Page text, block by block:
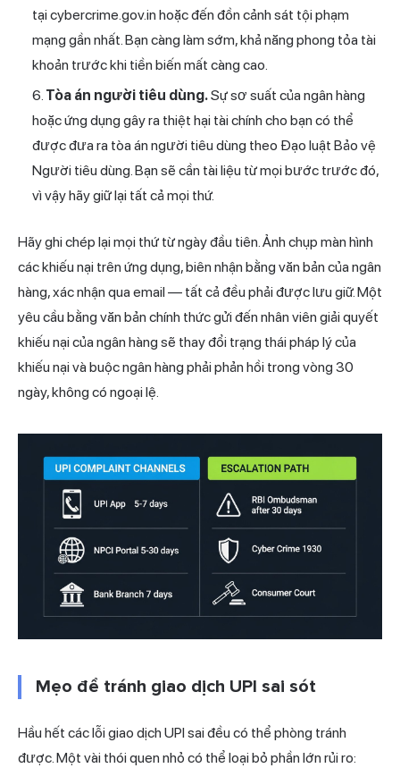
tại cybercrime.gov.in hoặc đến đồn cảnh sát tội phạm
mạng gần nhất. Bạn càng làm sớm, khả năng phong tỏa tài
khoản trước khi tiền biến mất càng cao.
Tòa án người tiêu dùng.Sự sơ suất của ngân hàng
hoặc ứng dụng gây ra thiệt hại tài chính cho bạn có thể
được đưa ra tòa án người tiêu dùng theo Đạo luật Bảo vệ
Người tiêu dùng. Bạn sẽ cần tài liệu từ mọi bước trước đó,
vì vậy hãy giữ lại tất cả mọi thứ.
Hãy ghi chép lại mọi thứ từ ngày đầu tiên. Ảnh chụp màn hình
các khiếu nại trên ứng dụng, biên nhận bằng văn bản của ngân
hàng, xác nhận qua email — tất cả đều phải được lưu giữ. Một
yêu cầu bằng văn bản chính thức gửi đến nhân viên giải quyết
khiếu nại của ngân hàng sẽ thay đổi trạng thái pháp lý của
khiếu nại và buộc ngân hàng phải phản hồi trong vòng 30
ngày, không có ngoại lệ.
Mẹo để tránh giao dịch UPI sai sót
Hầu hết các lỗi giao dịch UPI sai đều có thể phòng tránh
được. Một vài thói quen nhỏ có thể loại bỏ phần lớn rủi ro: